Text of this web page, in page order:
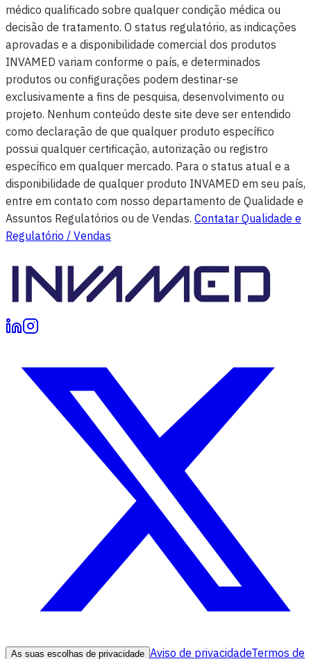
médico qualificado sobre qualquer condição médica ou
decisão de tratamento. O status regulatório, as indicações
aprovadas e a disponibilidade comercial dos produtos
INVAMED variam conforme o país, e determinados
produtos ou configurações podem destinar-se
exclusivamente a fins de pesquisa, desenvolvimento ou
projeto. Nenhum conteúdo deste site deve ser entendido
como declaração de que qualquer produto específico
possui qualquer certificação, autorização ou registro
específico em qualquer mercado. Para o status atual e a
disponibilidade de qualquer produto INVAMED em seu país,
entre em contato com nosso departamento de Qualidade e
Assuntos Regulatórios ou de Vendas. Contatar Qualidade e
Regulatório / Vendas
As suas escolhas de privacidade Aviso de privacidadeTermos de